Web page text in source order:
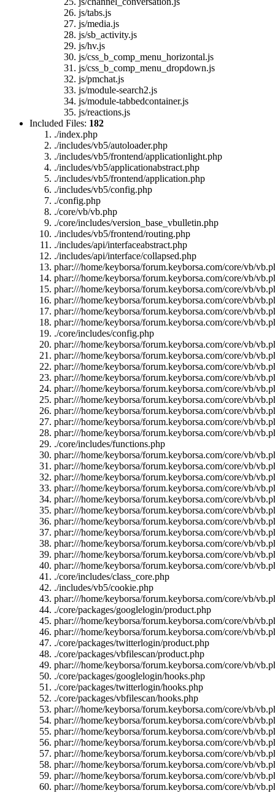
js/tabs.js
js/media.js
js/sb_activity.js
js/hv.js
js/css_b_comp_menu_horizontal.js
js/css_b_comp_menu_dropdown.js
js/pmchat.js
js/module-search2.js
js/module-tabbedcontainer.js
js/reactions.js
Included Files: 182
./index.php
./includes/vb5/autoloader.php
./includes/vb5/frontend/applicationlight.php
./includes/vb5/applicationabstract.php
./includes/vb5/frontend/application.php
./includes/vb5/config.php
./config.php
./core/vb/vb.php
./core/includes/version_base_vbulletin.php
./includes/vb5/frontend/routing.php
./includes/api/interfaceabstract.php
./includes/api/interface/collapsed.php
phar:///home/keyborsa/forum.keyborsa.com/core/vb/
phar:///home/keyborsa/forum.keyborsa.com/core/vb/
phar:///home/keyborsa/forum.keyborsa.com/core/vb/
phar:///home/keyborsa/forum.keyborsa.com/core/vb/
phar:///home/keyborsa/forum.keyborsa.com/core/vb/
phar:///home/keyborsa/forum.keyborsa.com/core/vb/
./core/includes/config.php
phar:///home/keyborsa/forum.keyborsa.com/core/vb/
phar:///home/keyborsa/forum.keyborsa.com/core/vb/
phar:///home/keyborsa/forum.keyborsa.com/core/vb/
phar:///home/keyborsa/forum.keyborsa.com/core/vb/
phar:///home/keyborsa/forum.keyborsa.com/core/vb/
phar:///home/keyborsa/forum.keyborsa.com/core/vb/
phar:///home/keyborsa/forum.keyborsa.com/core/vb/
phar:///home/keyborsa/forum.keyborsa.com/core/vb/
phar:///home/keyborsa/forum.keyborsa.com/core/vb/
./core/includes/functions.php
phar:///home/keyborsa/forum.keyborsa.com/core/vb/
phar:///home/keyborsa/forum.keyborsa.com/core/vb/
phar:///home/keyborsa/forum.keyborsa.com/core/vb/
phar:///home/keyborsa/forum.keyborsa.com/core/vb/
phar:///home/keyborsa/forum.keyborsa.com/core/vb/
phar:///home/keyborsa/forum.keyborsa.com/core/vb/
phar:///home/keyborsa/forum.keyborsa.com/core/vb/
phar:///home/keyborsa/forum.keyborsa.com/core/vb/
phar:///home/keyborsa/forum.keyborsa.com/core/vb/
phar:///home/keyborsa/forum.keyborsa.com/core/vb/
phar:///home/keyborsa/forum.keyborsa.com/core/vb/
./core/includes/class_core.php
./includes/vb5/cookie.php
phar:///home/keyborsa/forum.keyborsa.com/core/vb/
./core/packages/googlelogin/product.php
phar:///home/keyborsa/forum.keyborsa.com/core/vb/
phar:///home/keyborsa/forum.keyborsa.com/core/vb/
./core/packages/twitterlogin/product.php
./core/packages/vbfilescan/product.php
phar:///home/keyborsa/forum.keyborsa.com/core/vb/
./core/packages/googlelogin/hooks.php
./core/packages/twitterlogin/hooks.php
./core/packages/vbfilescan/hooks.php
phar:///home/keyborsa/forum.keyborsa.com/core/vb/
phar:///home/keyborsa/forum.keyborsa.com/core/vb/
phar:///home/keyborsa/forum.keyborsa.com/core/vb/
phar:///home/keyborsa/forum.keyborsa.com/core/vb/
phar:///home/keyborsa/forum.keyborsa.com/core/vb/
phar:///home/keyborsa/forum.keyborsa.com/core/vb/
phar:///home/keyborsa/forum.keyborsa.com/core/vb/
phar:///home/keyborsa/forum.keyborsa.com/core/vb/